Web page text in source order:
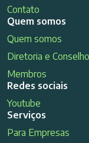
Contato
Quem somos
Quem somos
Diretoria e Conselho
Membros
Redes sociais
Youtube
Serviços
Para Empresas